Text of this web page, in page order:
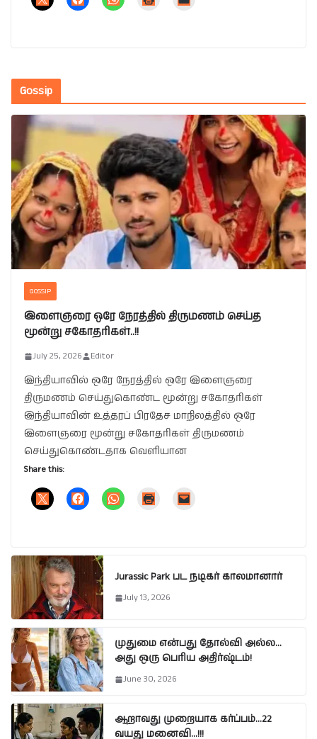
Gossip
GOSSIP
இளைஞரை ஒரே நேரத்தில் திருமணம் செய்த
மூன்று சகோதரிகள்..!!
July 25, 2026 Editor
இந்தியாவில் ஒரே நேரத்தில் ஒரே இளைஞரை
திருமணம் செய்துகொண்ட மூன்று சகோதரிகள்
இந்தியாவின் உத்தரப் பிரதேச மாநிலத்தில் ஒரே
இளைஞரை மூன்று சகோதரிகள் திருமணம்
செய்துகொண்டதாக வெளியான
Share this:
Jurassic Park பட நடிகர் காலமானார்
July 13, 2026
முதுமை என்பது தோல்வி அல்ல…
அது ஒரு பெரிய அதிர்ஷ்டம்!
June 30, 2026
ஆறாவது முறையாக கர்ப்பம்…22
வயது மனைவி…!!!